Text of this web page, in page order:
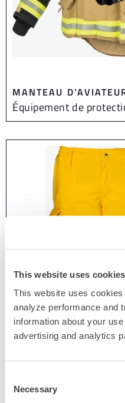
This website uses cookies
This website uses
analyze performance and
information about your
advertising and analytics
Selection
Necessary
MANTEAU
Équipement de
PANTALON WILDLAND